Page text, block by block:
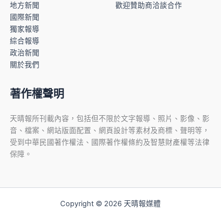
地方新聞
國際新聞
獨家報導
綜合報導
政治新聞
關於我們
歡迎贊助商洽談合作
著作權聲明
天晴報所刊載內容，包括但不限於文字報導、照片、影像、影
音、檔案、網站版面配置、網頁設計等素材及商標、聲明等，
受到中華民國著作權法、國際著作權條約及智慧財產權等法律
保障。
Copyright © 2026 天晴報媒體